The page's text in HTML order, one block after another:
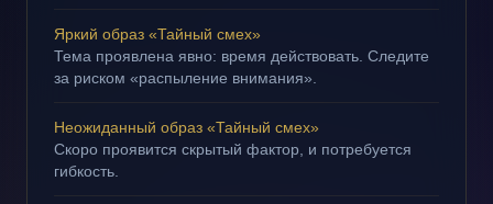
Яркий образ «Тайный смех»
Тема проявлена явно: время действовать. Следите
за риском «распыление внимания».
Неожиданный образ «Тайный смех»
Скоро проявится скрытый фактор, и потребуется
гибкость.